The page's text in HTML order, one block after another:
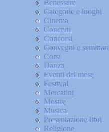
Benessere
Categorie e luoghi
Cinema
Concerti
Concorsi
Convegni e seminari
Corsi
Danza
Eventi del mese
Festival
Mercatini
Mostre
Musica
Presentazione libri
Religione